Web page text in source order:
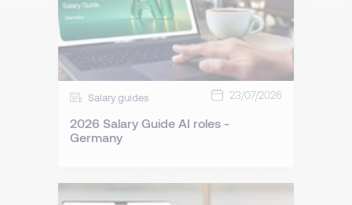
Salary guides 23/07/2026
2026 Salary Guide AI roles -
Germany